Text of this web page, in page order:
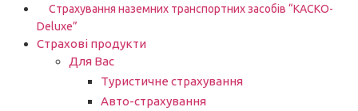
Страхування наземних транспортних засобів “КАСКО-
Deluxe”
Страхові продукти
Для Вас
Туристичне страхування
Авто-страхування